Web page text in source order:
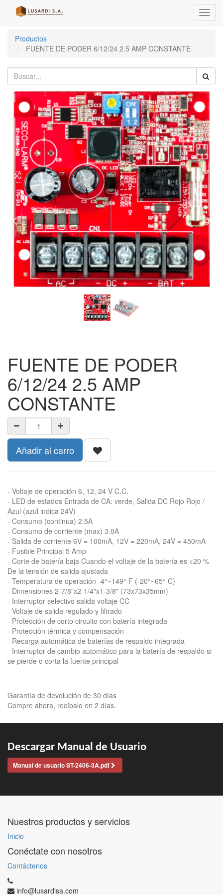
Menú
de
Productos
FUENTE DE PODER 6/12/24 2.5 AMP CONSTANTE
Previo
FUENTE DE PODER
6/12/24 2.5 AMP
CONSTANTE
Añadir al carro
- Voltaje de operación 6, 12, 24 V C.C.
- LED de estados Entrada de CA: verde, Salida DC Rojo Rojo /
Azul (azul indica 24V)
- Consumo (continua) 2.5A
- Consumo de corriente (max) 3.0A
- Salida de corriente 6V = 100mA, 12V = 220mA, 24V = 450mA
- Fusible Principal 5 Amp
- Corte de batería baja Cuando el voltaje de la batería es <20 %
De la tensión de salida ajustada
- Temperatura de operación -4°~149° F (-20°~65° C)
- Dimensiones 2-7/8"x2-1/4"x1-3/8" (73x73x35mm)
- Interruptor selectivo salida voltaje CC
- Voltaje de salida regulado y filtrado
- Protección de corto circuito con batería integrada
- Protección térmica y compensación
- Recarga automática de baterías de respaldo integrada
- Interruptor de cambio automático para la batería de respaldo si
se pierde o corta la fuente principal
Garantía de devolución de 30 días
Compre ahora, recíbalo en 2 días.
Descargar Manual de Usuario
Manual de usuario ST-2406-3A.pdf
Nuestros productos y servicios
Inicio
Conéctate con nosotros
Contáctenos
info@lusardisa.com